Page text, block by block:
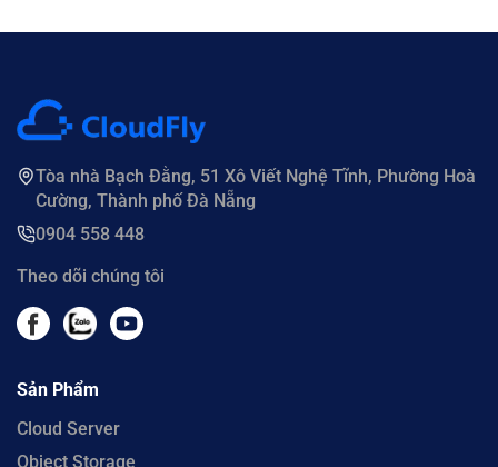
Tòa nhà Bạch Đằng, 51 Xô Viết Nghệ Tĩnh, Phường Hoà
Cường, Thành phố Đà Nẵng
0904 558 448
Theo dõi chúng tôi
Sản Phẩm
Cloud Server
Object Storage